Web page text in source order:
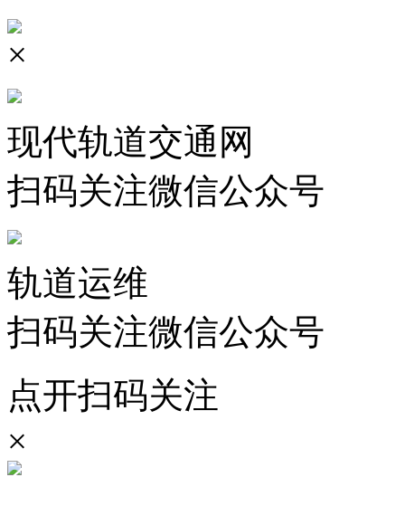
×
现代轨道交通网
扫码关注微信公众号
轨道运维
扫码关注微信公众号
点开扫码关注
×